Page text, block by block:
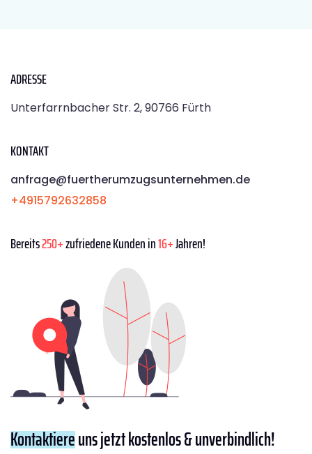
ADRESSE
Unterfarrnbacher Str. 2, 90766 Fürth
KONTAKT
anfrage@fuertherumzugsunternehmen.de
+4915792632858
Bereits250+zufriedene Kunden in16+Jahren!
Kontaktiereuns jetzt kostenlos & unverbindlich!